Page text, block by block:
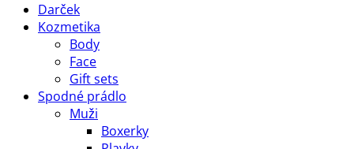
Darček
Kozmetika
Body
Face
Gift sets
Spodné prádlo
Muži
Boxerky